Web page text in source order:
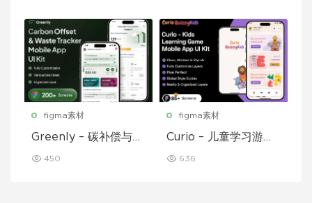
figma素材
Greenly – 碳补偿与废
I 套件
450
figma素材
Curio – 儿童学习游戏
636